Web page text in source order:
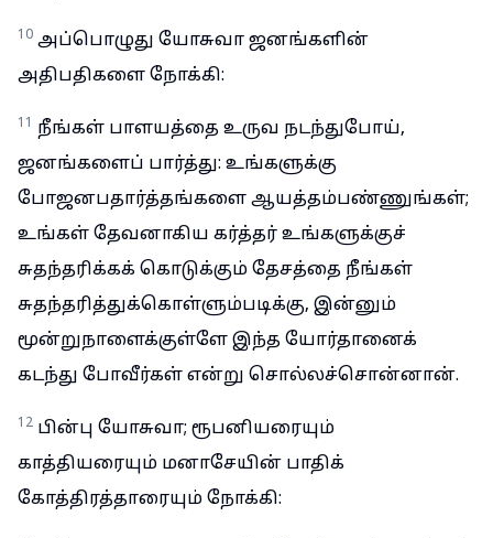
10 அப்பொழுது யோசுவா ஜனங்களின்
அதிபதிகளை நோக்கி:
11 நீங்கள் பாளயத்தை உருவ நடந்துபோய்,
ஜனங்களைப் பார்த்து: உங்களுக்கு
போஜனபதார்த்தங்களை ஆயத்தம்பண்ணுங்கள்;
உங்கள் தேவனாகிய கர்த்தர் உங்களுக்குச்
சுதந்தரிக்கக் கொடுக்கும் தேசத்தை நீங்கள்
சுதந்தரித்துக்கொள்ளும்படிக்கு, இன்னும்
மூன்றுநாளைக்குள்ளே இந்த யோர்தானைக்
கடந்து போவீர்கள் என்று சொல்லச்சொன்னான்.
12 பின்பு யோசுவா; ரூபனியரையும்
காத்தியரையும் மனாசேயின் பாதிக்
கோத்திரத்தாரையும் நோக்கி: